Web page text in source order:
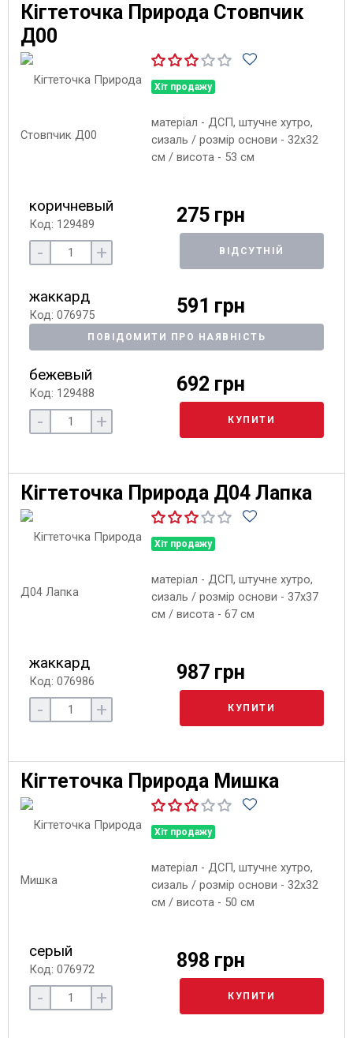
Кігтеточка Природа Стовпчик
Д00
Хіт продажу
матеріал - ДСП, штучне хутро,
сизаль / розмір основи - 32х32
см / висота - 53 см
коричневый
Код: 129489 275 грн
- + ВІДСУТНІЙ
жаккард
Код: 076975 591 грн
ПОВІДОМИТИ ПРО НАЯВНІСТЬ
бежевый
Код: 129488 692 грн
- + КУПИТИ
Кігтеточка Природа Д04 Лапка
Хіт продажу
матеріал - ДСП, штучне хутро,
сизаль / розмір основи - 37х37
см / висота - 67 см
жаккард
Код: 076986 987 грн
- + КУПИТИ
Кігтеточка Природа Мишка
Хіт продажу
матеріал - ДСП, штучне хутро,
сизаль / розмір основи - 32х32
см / висота - 50 см
серый
Код: 076972 898 грн
- + КУПИТИ